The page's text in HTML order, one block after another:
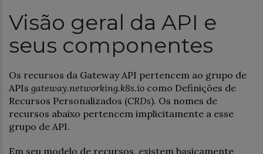
Visão geral da API e
seus componentes
Os recursos da Gateway API pertencem ao grupo de
APIs gateway.networking.k8s.io como Definições de
Recursos Personalizados (CRDs). Os nomes de
recursos abaixo pertencem implicitamente a esse
grupo de API.
Em seu modelo de recursos, existem basicamente